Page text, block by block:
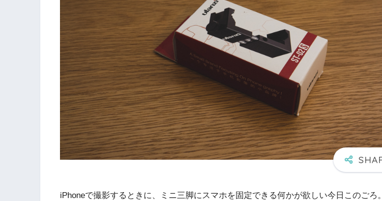
iPhoneで撮影するときに、ミニ三脚にスマホを固定できる何かが欲しい今日このごろ。